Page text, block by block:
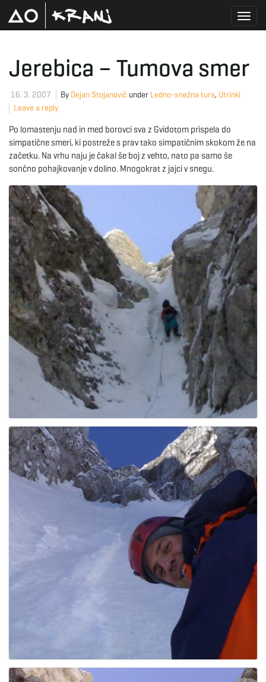
g
l
e
n
v
a
Jerebica – Tumova smer
16. 3. 2007 By Dejan Stojanovič under Ledno-snežna tura, Utrinki
Leave a reply
Po lomastenju nad in med borovci sva z Gvidotom prispela do
simpatične smeri, ki postreže s prav tako simpatičnim skokom že na
začetku. Na vrhu naju je čakal še boj z vehto, nato pa samo še
sončno pohajkovanje v dolino. Mnogokrat z jajci v snegu.